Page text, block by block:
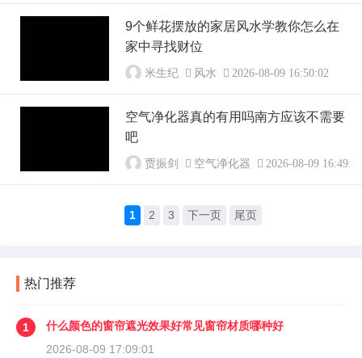
9个鲜花摆放的家居风水学教你怎么在
家中寻找财位
米生纪 风水 2026-08-09 16:50:02
空气净化器真的有用吗南方应该不需要
吧
贾振剑 空气净化器 2026-08-09 16:49:01
1 2 3 下一页 尾页
热门推荐
1
什么颜色的窗帘遮光效果好常见窗帘材质哪种好
2026-08-09 17:09:01